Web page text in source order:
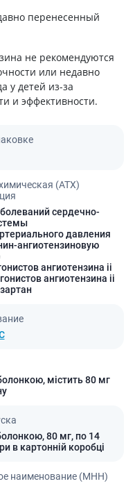
перенесенный
не рекомендуются
или недавно
у детей из-за
и эффективности.
(АТХ)
сердечно-
давления
ангиотензиновую
ангиотензина ii
ангиотензина ii
містить 80 мг
80 мг, по 14
в картонній коробці
наименование (МНН)